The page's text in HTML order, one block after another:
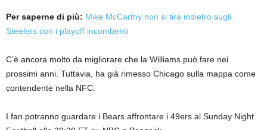
Per saperne di più: Mike McCarthy non si tira indietro sugli
Steelers con i playoff incombenti
C’è ancora molto da migliorare che la Williams può fare nei
prossimi anni. Tuttavia, ha già rimesso Chicago sulla mappa come
contendente nella NFC.
I fan potranno guardare i Bears affrontare i 49ers al Sunday Night